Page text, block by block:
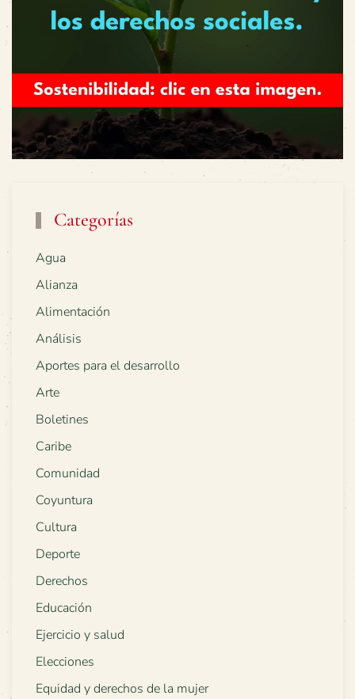
Categorías
Agua
Alianza
Alimentación
Análisis
Aportes para el desarrollo
Arte
Boletines
Caribe
Comunidad
Coyuntura
Cultura
Deporte
Derechos
Educación
Ejercicio y salud
Elecciones
Equidad y derechos de la mujer